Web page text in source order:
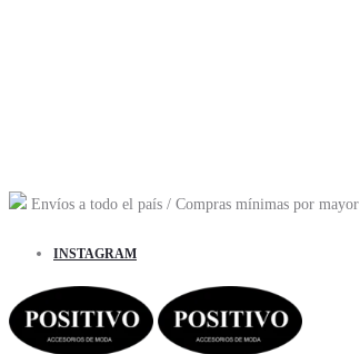
Envíos a todo el país / Compras mínimas por mayor
INSTAGRAM